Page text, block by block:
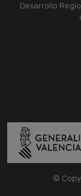
Desarrollo
©